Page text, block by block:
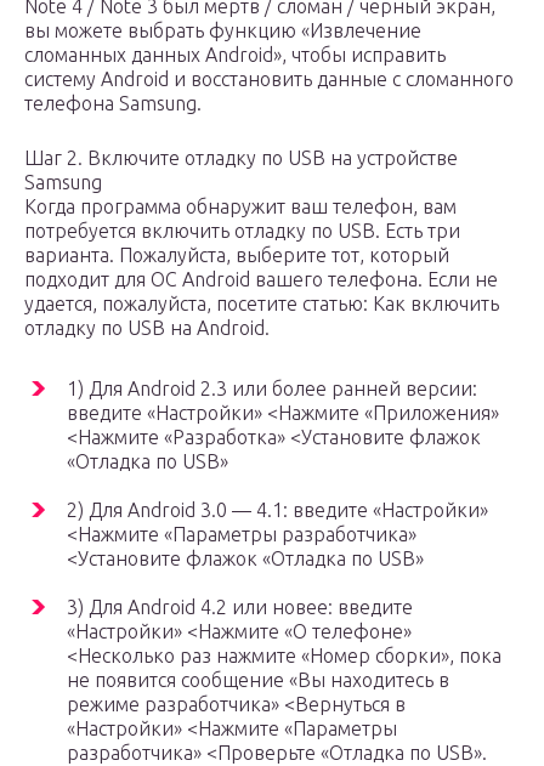
Note 4 / Note 3 был мертв / сломан / черный экран,
вы можете выбрать функцию «Извлечение
сломанных данных Android», чтобы исправить
систему Android и восстановить данные с сломанного
телефона Samsung.
Шаг 2. Включите отладку по USB на устройстве
Samsung
Когда программа обнаружит ваш телефон, вам
потребуется включить отладку по USB. Есть три
варианта. Пожалуйста, выберите тот, который
подходит для ОС Android вашего телефона. Если не
удается, пожалуйста, посетите статью: Как включить
отладку по USB на Android.
1) Для Android 2.3 или более ранней версии:
введите «Настройки» <Нажмите «Приложения»
<Нажмите «Разработка» <Установите флажок
«Отладка по USB»
2) Для Android 3.0 — 4.1: введите «Настройки»
<Нажмите «Параметры разработчика»
<Установите флажок «Отладка по USB»
3) Для Android 4.2 или новее: введите
«Настройки» <Нажмите «О телефоне»
<Несколько раз нажмите «Номер сборки», пока
не появится сообщение «Вы находитесь в
режиме разработчика» <Вернуться в
«Настройки» <Нажмите «Параметры
разработчика» <Проверьте «Отладка по USB».